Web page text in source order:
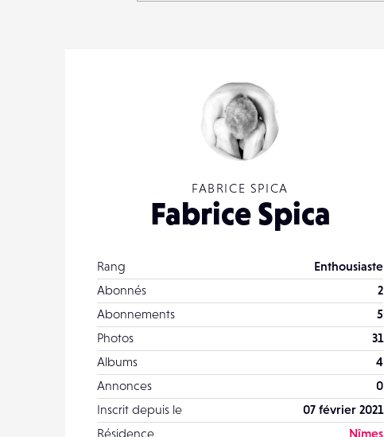
FABRICE SPICA
Fabrice Spica
Rang
Enthousiaste
Abonnés
2
Abonnements
5
Photos
31
Albums
4
Annonces
0
Inscrit depuis le
07 février 2021
Résidence
Nîmes